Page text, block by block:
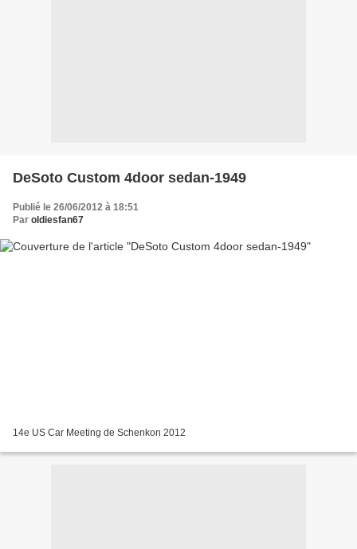
DeSoto Custom 4door sedan-1949
Publié le 26/06/2012 à 18:51
Par oldiesfan67
14e US Car Meeting de Schenkon 2012